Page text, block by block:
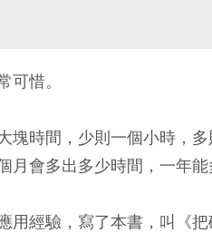
惜。
塊時間，少則一個小時，
會多出多少時間，一年能
用經驗，寫了本書，叫《